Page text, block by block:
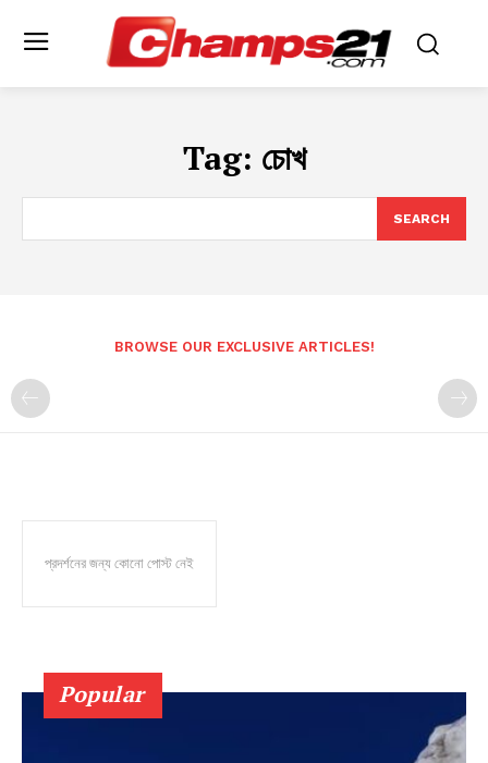
Tag: চোখ
SEARCH
BROWSE OUR EXCLUSIVE ARTICLES!
প্রদর্শনের জন্য কোনো পোস্ট নেই
Popular